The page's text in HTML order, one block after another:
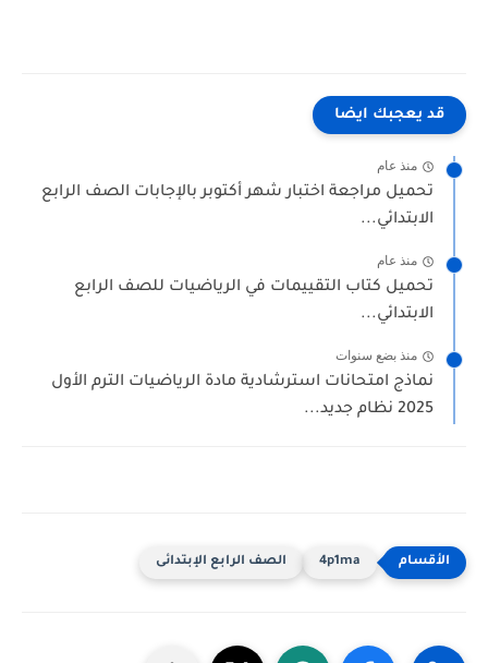
قد يعجبك ايضا
منذ عام
تحميل مراجعة اختبار شهر أكتوبر بالإجابات الصف الرابع
الابتدائي...
منذ عام
تحميل كتاب التقييمات في الرياضيات للصف الرابع
الابتدائي...
منذ بضع سنوات
نماذج امتحانات استرشادية مادة الرياضيات الترم الأول
2025 نظام جديد...
4p1ma الصف الرابع الإبتدائى